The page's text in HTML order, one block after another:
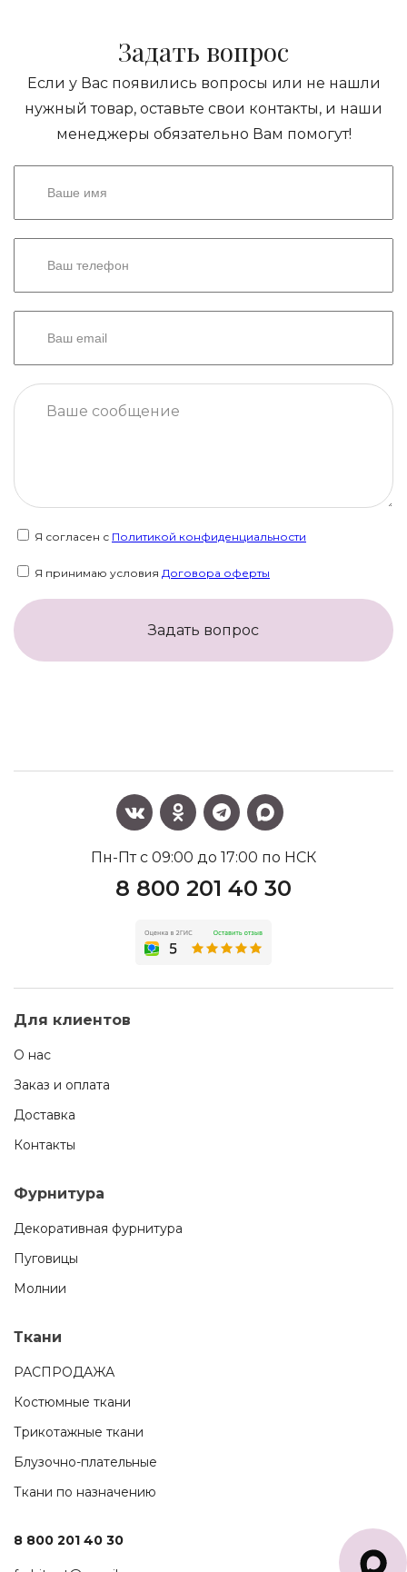
Задать вопрос
Если у Вас появились вопросы или не нашли
нужный товар, оставьте свои контакты, и наши
менеджеры обязательно Вам помогут!
Я согласен с Политикой конфиденциальности
Я принимаю условия Договора оферты
Задать вопрос
Пн-Пт с 09:00 до 17:00 по НСК
8 800 201 40 30
Для клиентов
О нас
Заказ и оплата
Доставка
Контакты
Фурнитура
Декоративная фурнитура
Пуговицы
Молнии
Ткани
РАСПРОДАЖА
Костюмные ткани
Трикотажные ткани
Блузочно-плательные
Ткани по назначению
8 800 201 40 30